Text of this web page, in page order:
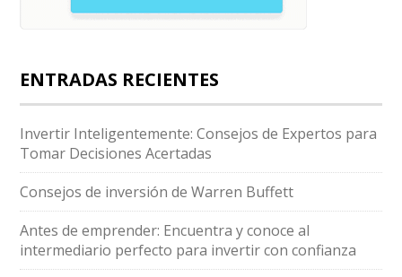
ENTRADAS RECIENTES
Invertir Inteligentemente: Consejos de Expertos para
Tomar Decisiones Acertadas
Consejos de inversión de Warren Buffett
Antes de emprender: Encuentra y conoce al
intermediario perfecto para invertir con confianza